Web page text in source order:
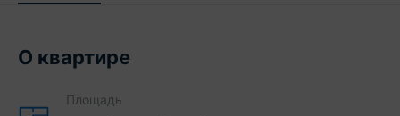
О квартире
Площадь